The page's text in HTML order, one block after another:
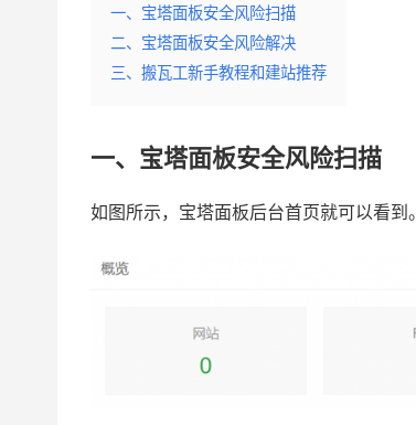
一、宝塔面板安全风险扫描
二、宝塔面板安全风险解决
三、搬瓦工新手教程和建站推荐
一、宝塔面板安全风险扫描
如图所示，宝塔面板后台首页就可以看到。